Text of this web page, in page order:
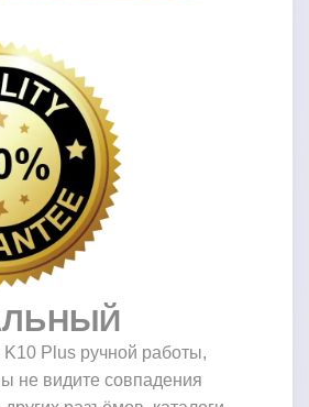
Plus ручной работы,
не видите совпадения